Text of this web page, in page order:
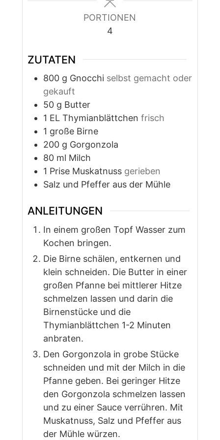
PORTIONEN
4
ZUTATEN
800 g Gnocchi selbst gemacht oder
gekauft
50 g Butter
1 EL Thymianblättchen frisch
1 große Birne
200 g Gorgonzola
80 ml Milch
1 Prise Muskatnuss gerieben
Salz und Pfeffer aus der Mühle
ANLEITUNGEN
In einem großen Topf Wasser zum
Kochen bringen.
Die Birne schälen, entkernen und
klein schneiden. Die Butter in einer
großen Pfanne bei mittlerer Hitze
schmelzen lassen und darin die
Birnenstücke und die
Thymianblättchen 1-2 Minuten
anbraten.
Den Gorgonzola in grobe Stücke
schneiden und mit der Milch in die
Pfanne geben. Bei geringer Hitze
den Gorgonzola schmelzen lassen
und zu einer Sauce verrühren. Mit
Muskatnuss, Salz und Pfeffer aus
der Mühle würzen.